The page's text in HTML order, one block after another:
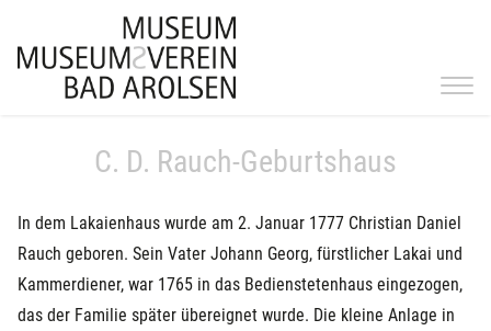
C. D. Rauch-Geburtshaus
In dem Lakaienhaus wurde am 2. Januar 1777 Christian Daniel
Rauch geboren. Sein Vater Johann Georg, fürstlicher Lakai und
Kammerdiener, war 1765 in das Bedienstetenhaus eingezogen,
das der Familie später übereignet wurde. Die kleine Anlage in